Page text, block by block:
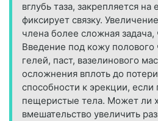
вглубь таза, закрепляется на
фиксирует связку.
члена более сложная
Введение под кожу полового
гелей, паст, вазелинового
осложнения вплоть до
способности к эрекции, если
пещеристые тела. Может ли
вмешательство увеличить